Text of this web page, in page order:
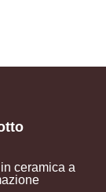
ceramica a